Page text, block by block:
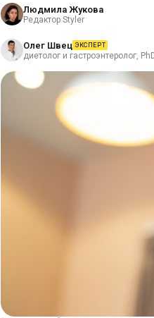
Людмила Жукова
Редактор Styler
Олег Швец ЭКСПЕРТ
диетолог и гастроэнтеролог,